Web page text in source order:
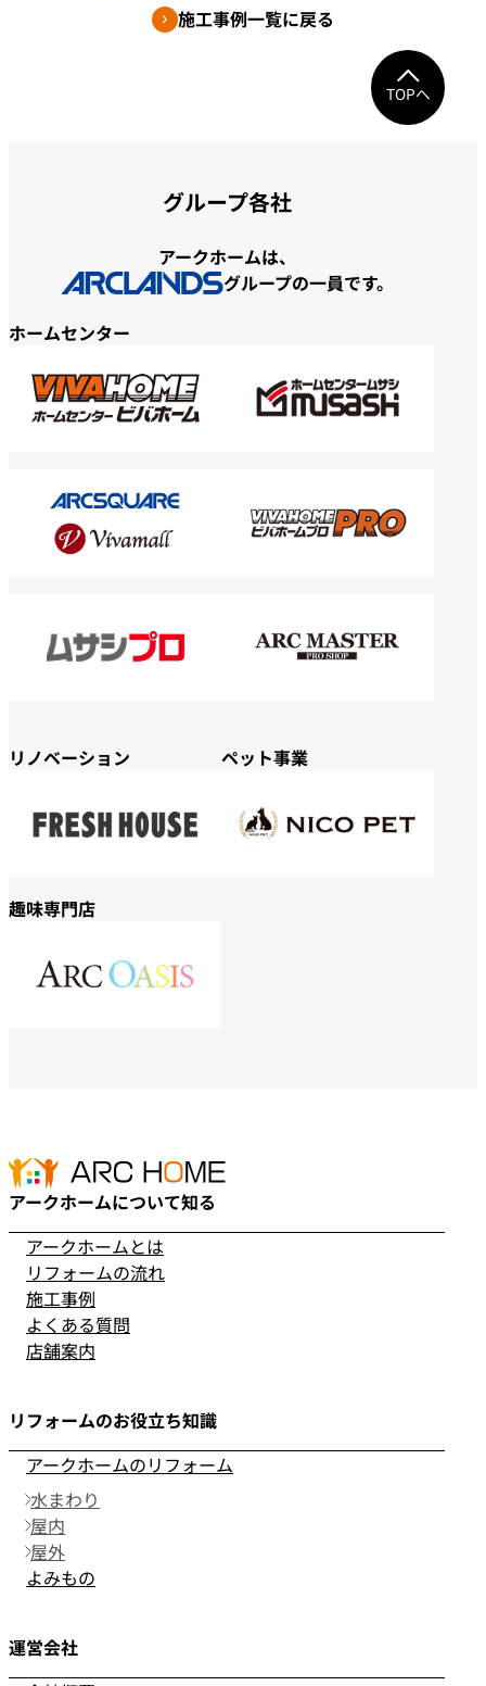
施工事例一覧に戻る
TOPへ
グループ各社
アークホームは、
グループの一員です。
ホームセンター
リノベーション ペット事業
趣味専門店
アークホームについて知る
アークホームとは
リフォームの流れ
施工事例
よくある質問
店舗案内
リフォームのお役立ち知識
アークホームのリフォーム
水まわり
屋内
屋外
よみもの
運営会社